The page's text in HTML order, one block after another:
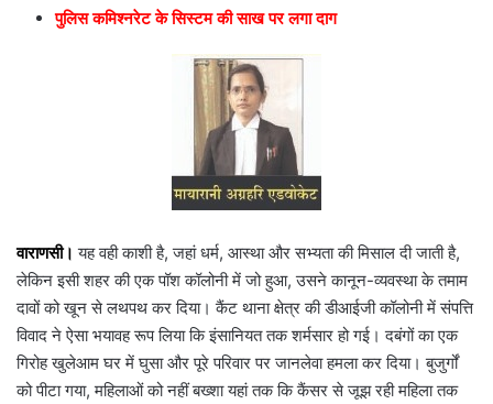
पुलिस कमिश्नरेट के सिस्टम की साख पर लगा दाग
वाराणसी। यह वही काशी है, जहां धर्म, आस्था और सभ्यता की मिसाल दी जाती है,
लेकिन इसी शहर की एक पॉश कॉलोनी में जो हुआ, उसने कानून-व्यवस्था के तमाम
दावों को खून से लथपथ कर दिया। कैंट थाना क्षेत्र की डीआईजी कॉलोनी में संपत्ति
विवाद ने ऐसा भयावह रूप लिया कि इंसानियत तक शर्मसार हो गई। दबंगों का एक
गिरोह खुलेआम घर में घुसा और पूरे परिवार पर जानलेवा हमला कर दिया। बुजुर्गों
को पीटा गया, महिलाओं को नहीं बख्शा यहां तक कि कैंसर से जूझ रही महिला तक